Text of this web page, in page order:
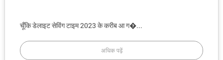
चूँकि डेलाइट सेविंग टाइम 2023 के करीब आ ग�...
अधिक पढ़ें